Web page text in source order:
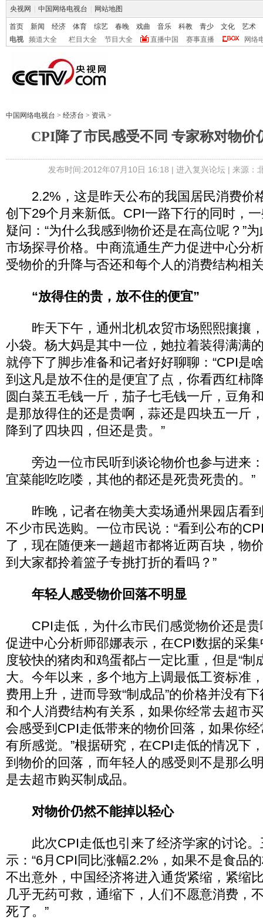
央视网 中国网络电视台 网站地图
首页 新闻 经济 体育 综艺 春晚 戏曲 音乐 科教 青少 文化
艺术
电视
频道大全 栏目大全 节目大全 直播中国 赛事直播 网络
中国网络电视台 > 经济台 > 资讯 >
CPI降了市民感受不同 专家称对物价
发布时间:2012年07月10日 16:18 | 进入复兴论坛| 来源：
2.2%，这是昨天公布的我国居民消费价
创下29个月来新低。CPI一路下行的同时，
疑问：“为什么我感到物价还是在高位呢？”
市场探寻价格。中商流通生产力促进中心分
受物价的升降与否还和每个人的消费结构相
“放得住的贵，放不住的便宜”
昨天下午，通州北机农贸市场熙熙攘攘
小袋。杨大妈是其中一位，她拉着装得满满
就停下了脚步准备和记者好好聊聊：“CPI是
到这凡是放不住的是便宜了点，你看西红柿
圆白菜五毛钱一斤，茄子七毛钱一斤，豆角
是那放得住的还是贵啊，蒜还是四块五一斤
降到了四块四，但还是贵。”
旁边一位市民听到谈论物价也参与进来：
宜菜能吃吃喽，其他的都还是死贵死贵的。”
昨晚，记者在物美大卖场通州果园店看
不少市民选购。一位市民说：“看到公布的
了，现在随便来一趟超市都将近两百块，物
到大家都拎着篮子专挑打折的看吗？”
年轻人感受物价回落不明显
CPI走低，为什么市民们感觉物价还是贵
促进中心分析师邵娜表示，在CPI数据的采
度较快的猪肉和鸡蛋都占一定比重，但是“制
大。今年以来，多个地方上调最低工资标准
费用上升，进而导致“制成品”的价格并没有
和个人消费结构有关系，如果你经常去超市
会感受到CPI走低带来的物价回落，如果你
有所感觉。”根据研究，在CPI走低的情况下
到物价的回落，而年轻人的感受则不是那么
是去超市购买制成品。
对物价仍然不能掉以轻心
此次CPI走低也引来了经济学家的讨论。
示：“6月CPI同比涨幅2.2%，如果不是食品
不出意外，中国经济将进入通货紧缩，紧缩
几乎无药可救，通缩下，人们不愿意消费，
死了。”